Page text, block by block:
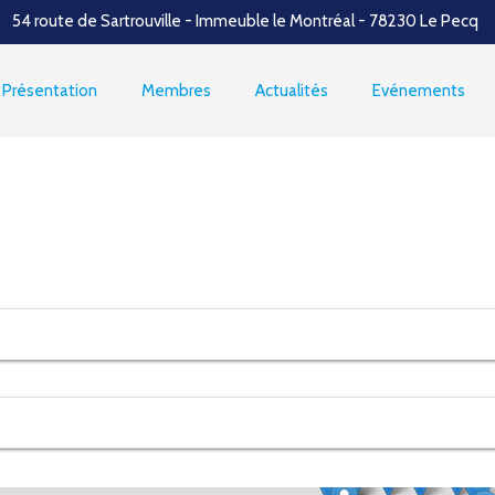
54 route de Sartrouville - Immeuble le Montréal - 78230 Le Pecq
Présentation Membres Actualités Evénements